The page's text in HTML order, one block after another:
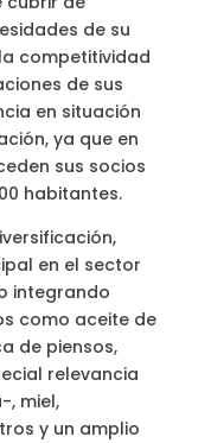
de su
competitividad
de sus
en situación
ya que en
sus socios
habitantes.
en el sector
integrando
como aceite de
de piensos,
relevancia
, miel,
y un amplio